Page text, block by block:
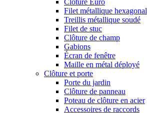
Clôture Euro
Filet métallique hexagonal
Treillis métallique soudé
Filet de stuc
Clôture de champ
Gabions
Écran de fenêtre
Maille en métal déployé
Clôture et porte
Porte du jardin
Clôture de panneau
Poteau de clôture en acier
Accessoires de raccords